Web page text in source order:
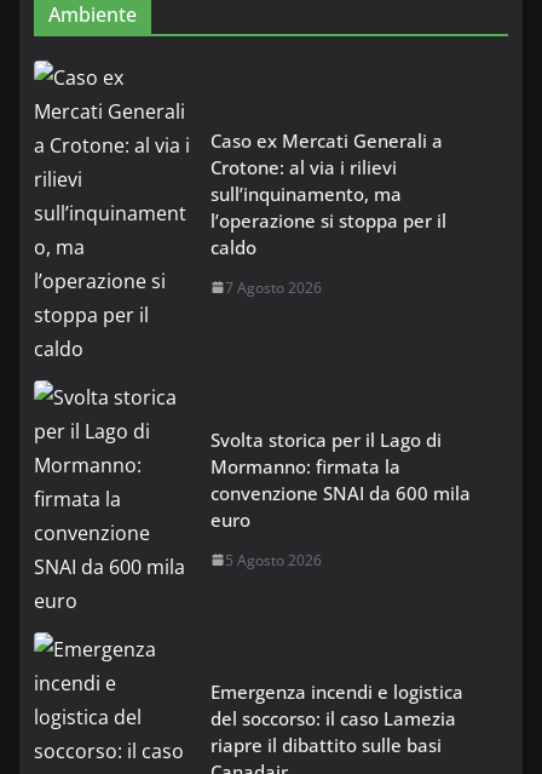
Ambiente
Caso ex Mercati Generali a
Crotone: al via i rilievi
sull’inquinamento, ma
l’operazione si stoppa per il
caldo
7 Agosto 2026
Svolta storica per il Lago di
Mormanno: firmata la
convenzione SNAI da 600 mila
euro
5 Agosto 2026
Emergenza incendi e logistica
del soccorso: il caso Lamezia
riapre il dibattito sulle basi